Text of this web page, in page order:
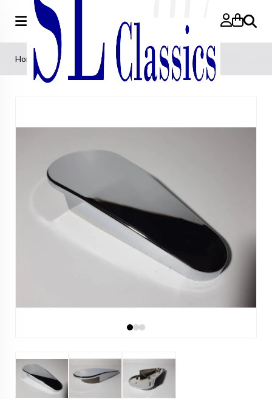
Search
Home Interior Cover sits left above close